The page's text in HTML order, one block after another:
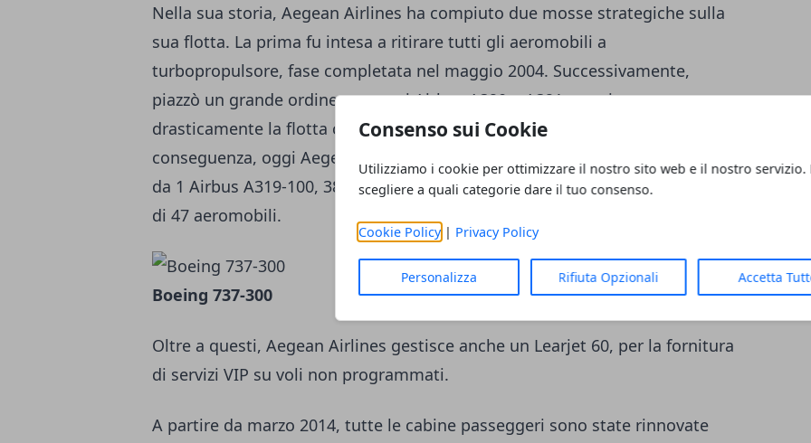
Consenso sui Cookie
Utilizziamo i cookie per ottimizzare il nostro sito web e il nostro servizio.
scegliere a quali categorie dare il tuo consenso.
Cookie Policy| Privacy Policy
Personalizza Rifiuta Opzionali Accetta
Nella sua storia, Aegean Airlines ha compiuto due mosse strategiche sulla
sua flotta. La prima fu intesa a ritirare tutti gli aeromobili a
turbopropulsore, fase completata nel maggio 2004. Successivamente,
piazzò un grande ordine per aerei Airbus A320 e A321, per rinnovare
drasticamente la flotta con varie aggiunte di velivoli dello stesso tipo. Di
conseguenza, oggi Aegean gestisce una flotta soltanto di Airbus, composta
da 1 Airbus A319-100, 38 Airbus A320-100 e 8 Airbus A321-100, per un totale
di 47 aeromobili.
Boeing 737-300
Oltre a questi, Aegean Airlines gestisce anche un Learjet 60, per la fornitura
di servizi VIP su voli non programmati.
A partire da marzo 2014, tutte le cabine passeggeri sono state rinnovate